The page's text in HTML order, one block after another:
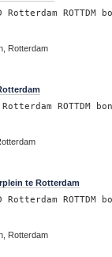
ROTTDM
Rotterdam
ROTTDM
te Rotterdam
ROTTDM
Rotterdam